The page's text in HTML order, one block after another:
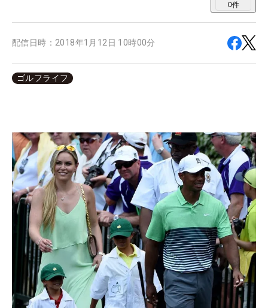
0件
配信日時： 2018年1月12日 10時00分
ゴルフライフ